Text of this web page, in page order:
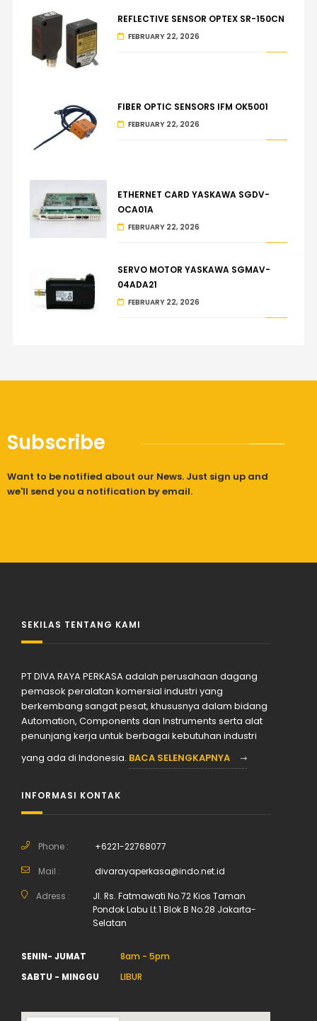
REFLECTIVE SENSOR OPTEX SR-150CN
FEBRUARY 22, 2026
FIBER OPTIC SENSORS IFM OK5001
FEBRUARY 22, 2026
ETHERNET CARD YASKAWA SGDV-
OCA01A
FEBRUARY 22, 2026
SERVO MOTOR YASKAWA SGMAV-
04ADA21
FEBRUARY 22, 2026
Subscribe
Want to be notified about our News. Just sign up and
we'll send you a notification by email.
SEKILAS TENTANG KAMI
PT DIVA RAYA PERKASA adalah perusahaan dagang
pemasok peralatan komersial industri yang
berkembang sangat pesat, khususnya dalam bidang
Automation, Components dan Instruments serta alat
penunjang kerja untuk berbagai kebutuhan industri
yang ada di Indonesia. BACA SELENGKAPNYA
INFORMASI KONTAK
Phone : +6221-22768077
Mail : divarayaperkasa@indo.net.id
Adress :
Jl. Rs. Fatmawati No.72 Kios Taman
Pondok Labu Lt.1 Blok B No.28 Jakarta-
Selatan
SENIN- JUMAT
8am - 5pm
SABTU - MINGGU
LIBUR